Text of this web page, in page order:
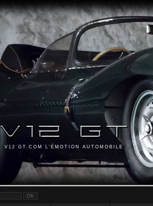
V12 GT.COM L'ÉMOTION AUTOMOBILE